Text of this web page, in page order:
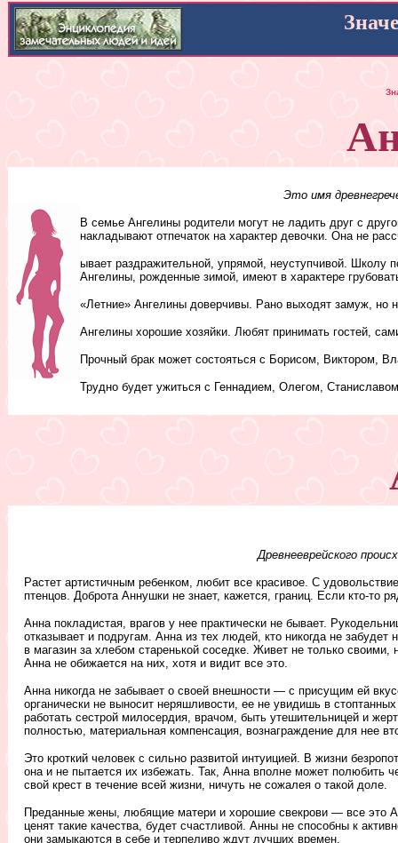
Это имя
В семье Ангелины родители могут не ладить друг с
накладывают отпечаток на характер девочки. Она не
ывает раздражительной, упрямой, неуступчивой. Школу
Ангелины, рожденные зимой, имеют в характере
«Летние» Ангелины доверчивы. Рано выходят замуж, но
Ангелины хорошие хозяйки. Любят принимать гостей,
Прочный брак может состояться с Борисом, Виктором,
Трудно будет ужиться с Геннадием, Олегом,
Древнееврейского
Растет артистичным ребенком, любит все красивое. С
птенцов. Доброта Аннушки не знает, кажется, границ. Если кто-то
Анна покладистая, врагов у нее практически не бывает.
отказывает и подругам. Анна из тех людей, кто никогда не
в магазин за хлебом старенькой соседке. Живет не только
Анна не обижается на них, хотя и видит все это.
Анна никогда не забывает о своей внешности — с присущим ей
органически не выносит неряшливости, ее не увидишь в
работать сестрой милосердия, врачом, быть утешительницей и
полностью, материальная компенсация, вознаграждение для нее
Это кроткий человек с сильно развитой интуицией. В жизни
она и не пытается их избежать. Так, Анна вполне может полюбить
свой крест в течение всей жизни, ничуть не сожалея о такой доле.
Преданные жены, любящие матери и хорошие свекрови — все это
ценят такие качества, будет счастливой. Анны не способны к
они замыкаются в себе и терпеливо ждут лучших времен.